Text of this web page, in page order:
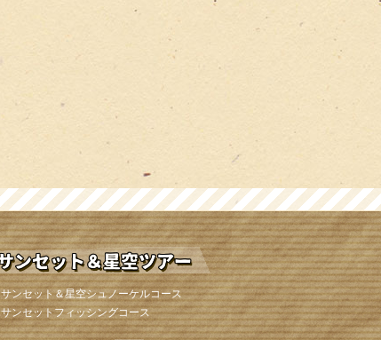
サンセット＆星空シュノーケルコース
サンセットフィッシングコース